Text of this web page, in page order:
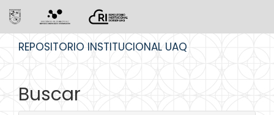
REPOSITORIO INSTITUCIONAL UAQ
Buscar